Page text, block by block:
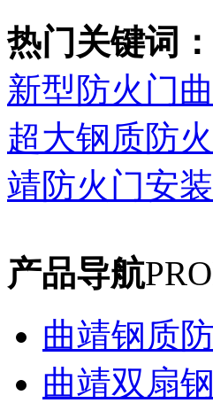
热门关键词：
新型防火门
超大钢质防
靖防火门安
产品导航
曲靖钢质
曲靖双扇